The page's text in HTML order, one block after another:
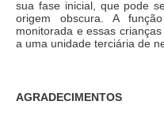
sua fase inicial, que pode
origem obscura. A
monitorada e essas
a uma unidade terciária de
AGRADECIMENTOS